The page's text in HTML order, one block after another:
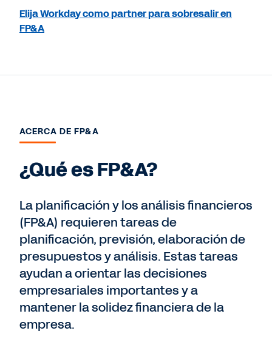
Elija Workday como partner para sobresalir en
FP&A
ACERCA DE FP&A
¿Qué es FP&A?
La planificación y los análisis financieros
(FP&A) requieren tareas de
planificación, previsión, elaboración de
presupuestos y análisis. Estas tareas
ayudan a orientar las decisiones
empresariales importantes y a
mantener la solidez financiera de la
empresa.